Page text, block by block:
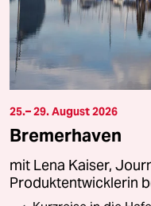
25.– 29. August 2026
Bremerhaven
mit Lena Kaiser,
Produktentwicklerin